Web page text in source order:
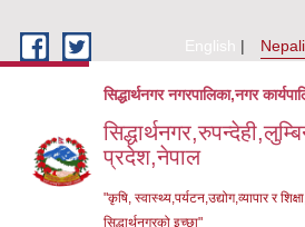
English
Nepali
सिद्धार्थनगर नगरपालिका,नगर
प्रदेश,नेपाल
"कृषि, स्वास्थ्य,पर्यटन,उद्योग,व्यापार र
सिद्धार्थनगरको इच्छा"